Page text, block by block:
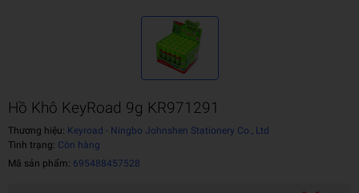
Hồ Khô KeyRoad 9g KR971291
Thương hiệu: Keyroad - Ningbo Johnshen Stationery Co., Ltd
Tình trạng: Còn hàng
Mã sản phẩm: 695488457528